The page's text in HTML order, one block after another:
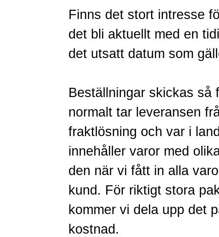
Finns det stort intresse
det bli aktuellt med en
det utsatt datum som
Beställningar skickas så
normalt tar leveransen
fraktlösning och var i
innehåller varor med
den när vi fått in alla
kund. För riktigt stora
kommer vi dela upp det
kostnad.